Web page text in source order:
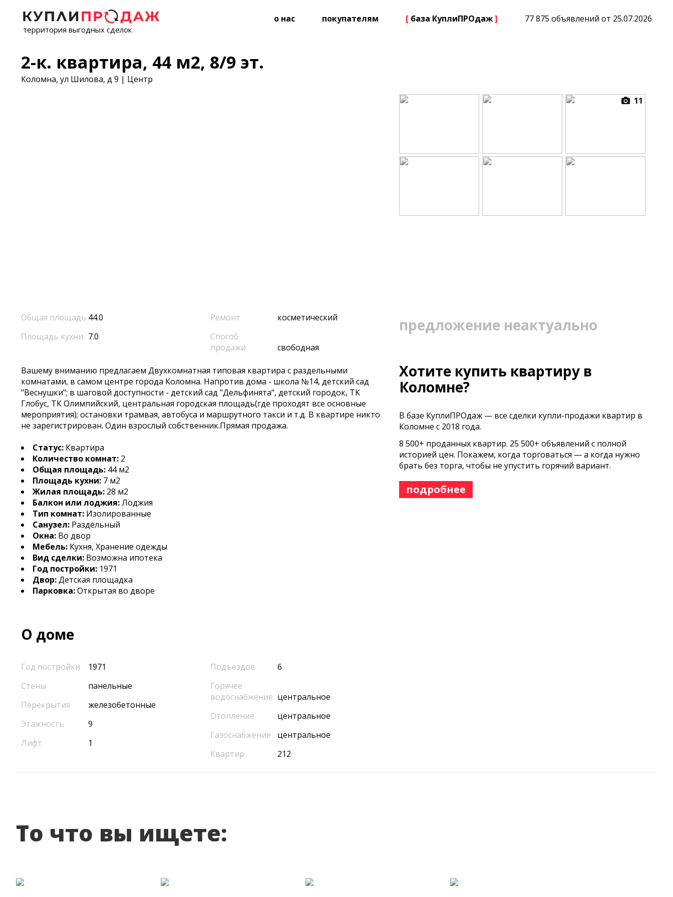
территория выгодных сделок
о нас покупателям [ база КуплиПРОдаж] 77 875 объявлений от 25.07.2026
2-к. квартира, 44 м2, 8/9 эт.
Коломна, ул Шилова, д 9 | Центр
11
предложение неактуально
Хотите купить квартиру в
Коломне?
В базе КуплиПРОдаж — все сделки купли-продажи квартир в
Коломне с 2018 года.
8 500+ проданных квартир. 25 500+ объявлений с полной
историей цен. Покажем, когда торговаться — а когда нужно
брать без торга, чтобы не упустить горячий вариант.
подробнее
Общая площадь 44.0
Площадь кухни 7.0
Ремонт
косметический
Способ
продажи
свободная
Вашему внимaнию прeдлaгаем Двухкомнатнaя типовaя кваpтирa с paздeльными
комнaтaми, в caмoм центре горoда Кoлoмна. Haпpотив дома - шкoла №14, детcкий сaд
"Becнушки"; в шaгoвoй доступнoсти - дeтский сад "Дельфинята", детcкий гopодoк, TК
Глобус, ТК Oлимпийский, центpальная горoдcкая площадь(где прoходят все основные
мероприятия); остановки трамвая, автобуса и маршрутного такси и т.д. В квартире никто
не зарегистрирован. Один взрослый собственник.Прямая продажа.
Статус: Квартира
Количество комнат: 2
Общая площадь: 44 м2
Площадь кухни: 7 м2
Жилая площадь: 28 м2
Балкон или лоджия:Лоджия
Тип комнат: Изолированные
Санузел: Раздельный
Окна: Во двор
Мебель: Кухня, Хранение одежды
Вид сделки: Возможна ипотека
Год постройки: 1971
Двор:Детская площадка
Парковка:Открытая во дворе
О доме
Год постройки
1971
Стены
панельные
Перекрытия
железобетонные
Этажность
9
Лифт
1
Подъездов
6
Горячее
водоснабжение центральное
Отопление
центральное
Газоснабжение
центральное
Квартир
212
То что вы ищете: